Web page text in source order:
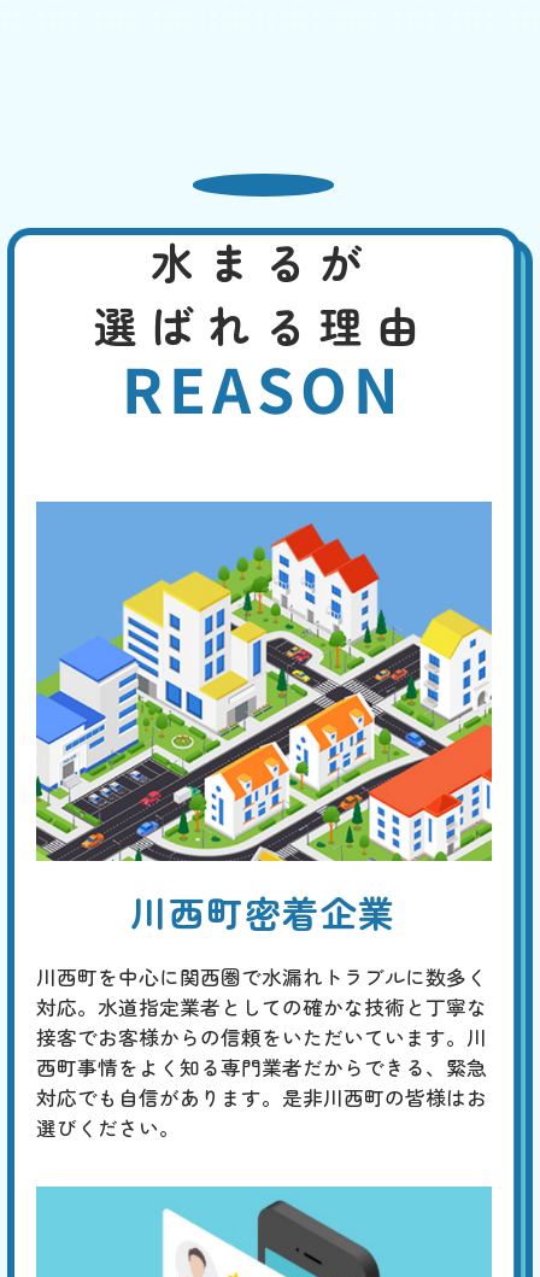
使用するなどで、対策できます。先ずは、どこから水漏れしているかを
トイレの水がとまらない
基本料
3,000 円 W
EB
限
定
割
作業費
2,200円
合計 2,200
い。
手洗い管から水がでない
基本料
3,000円 W
EB
限
定
割
引
作業費
3,300 円
部品代
0円〜
合計 3,300 円〜
トイレタンクのレバーやボタンを押しても水が流れない場合は、内蔵フ
ィルターの目詰まり、ジャバラホースの異常、タンク内のボールタップ
の故障、ダイヤフラムの故障などが原因と考えられます。 先ずはタン
クのフタを開けて内部を点検し、どの部分が原因かを特定してくださ
い。
基本料
3,000 円 W
限
定
割
引
作業費
4,400
合計 4,400円〜
「チョロチョロ」「カラカラ」「シューシュー」はタンク内の部品の劣
化、「ゴボゴボ」「ゴー」「ブーン」は配管のつまりや劣化、「ゴンゴ
ン」「ガンッ」は水道管内圧力の急激な変化によるウォーターハンマー
現象、「コンコン」「カンカン」は冬場に発生する排水管の膨張などが
原因と考えられます。専門の業者による適切な対策が必要です。
水まるが
選ばれる理由
REASON
川西町密着企業
川西町を中心に関西圏で水漏れトラブルに数多く
対応。水道指定業者としての確かな技術と丁寧な
接客でお客様からの信頼をいただいています。川
西町事情をよく知る専門業者だからできる、緊急
対応でも自信があります。是非川西町の皆様はお
選びください。